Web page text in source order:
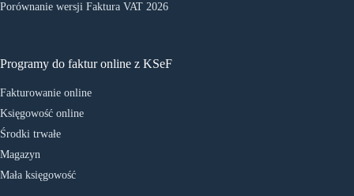
Porównanie wersji Faktura VAT 2026
Programy do faktur online z KSeF
Fakturowanie online
Księgowość online
Środki trwałe
Magazyn
Mała księgowość